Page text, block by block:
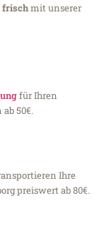
frischmit unserer
für Ihren
50€.
Ihre
preiswert ab 80€.